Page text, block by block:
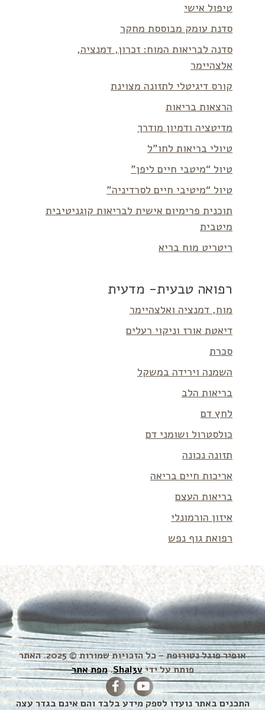
טיפול אישי
סדנת עומק מבוססת מחקר
סדנה לבריאות המוח: זכרון, דמנציה,
אלצהיימר
קורס דיגיטלי לתזונה מצוינת
הרצאות בריאות
מדיטציה ודמיון מודרך
טיולי בריאות לחו”ל
טיול “מיטבי חיים ליפן”
טיול “מיטיבי חיים לסרדיניה”
תוכנית פרימיום אישית לבריאות קוגניטיבית
מיטבית
ריטריט מוח בריא
רפואה טבעית- מדעית
מוח, דמנציה ואלצהיימר
דיאטת אורז וניקוי רעלים
סכרת
השמנה וירידה במשקל
בריאות הלב
לחץ דם
כולסטרול ושומני דם
תזונה נכונה
אריכות חיים בריאה
בריאות העצם
איזון הורמונלי
רפואת גוף נפש
אופיר פוגל נטורופת – כל הזכויות שמורות © 2025. האתר
פותח על ידיShal3v
.מפת אתר
התכנים באתר נועדו לספק מידע בלבד והם אינם בגדר עצה